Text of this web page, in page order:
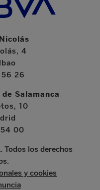
4
26
Salamanca
10
00
Todos los derechos
y cookies